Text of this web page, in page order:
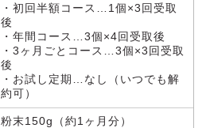
・初回半額コース…1個×3回受取
後
・年間コース…3個×4回受取後
・3ヶ月ごとコース…3個×3回受取
後
・お試し定期…なし（いつでも解
約可）
粉末150g（約1ヶ月分）